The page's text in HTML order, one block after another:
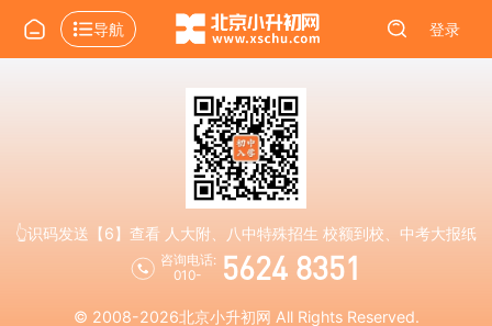
导航 登录
👆识码发送【6】查看 人大附、八中特殊招生 校额到校、中考大报纸
咨询电话:
010-
5624 8351
© 2008-2026北京小升初网 All Rights Reserved.